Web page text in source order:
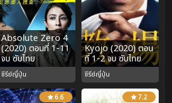
Absolute Zero 4
(2020) ตอนที่ 1-11
จบ ซับไทย
ซีรีย์ญี่ปุ่น
Kyojo (2020) ตอน
ที่ 1-2 จบ ซับไทย
ซีรีย์ญี่ปุ่น
6.6
7.2